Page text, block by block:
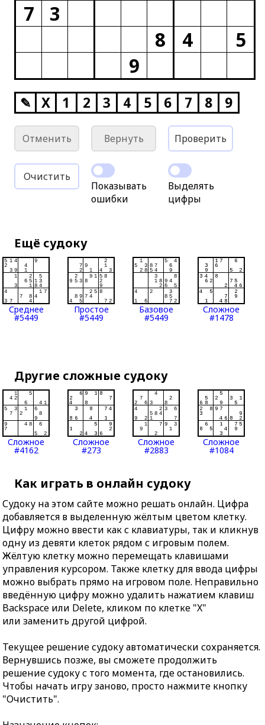
7
3
8
4
5
9
✎ X 1 2 3 4 5 6 7 8 9
Отменить Вернуть Проверить
Очистить
Показывать
ошибки
Выделять
цифры
Ещё судоку
Среднее
#5449
Простое
#5449
Базовое
#5449
Сложное
#1478
Другие сложные судоку
Сложное
#4162
Сложное
#273
Сложное
#2883
Сложное
#1084
Как играть в онлайн судоку
Судоку на этом сайте можно решать онлайн. Цифра
добавляется в выделенную жёлтым цветом клетку.
Цифру можно ввести как с клавиатуры, так и кликнув
одну из девяти клеток рядом с игровым полем.
Жёлтую клетку можно перемещать клавишами
управления курсором. Также клетку для ввода цифры
можно выбрать прямо на игровом поле. Неправильно
введённую цифру можно удалить нажатием клавиш
Backspace или Delete, кликом по клетке "X"
или заменить другой цифрой.
Текущее решение судоку автоматически сохраняется.
Вернувшись позже, вы сможете продолжить
решение судоку с того момента, где остановились.
Чтобы начать игру заново, просто нажмите кнопку
"Очистить".